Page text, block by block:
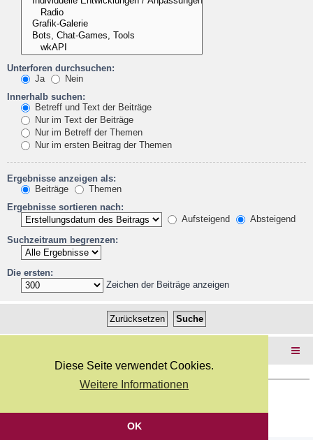
Diese Seite verwendet Cookies.
Weitere Informationen
OK
Unterforen durchsuchen:
Ja
Nein
Innerhalb suchen:
Betreff und Text der Beiträge
Nur im Text der Beiträge
Nur im Betreff der Themen
Nur im ersten Beitrag der Themen
Ergebnisse anzeigen als:
Beiträge
Themen
Ergebnisse sortieren nach:
Aufsteigend
Absteigend
Suchzeitraum begrenzen:
Die ersten:
Zeichen der Beiträge anzeigen
Deutsche Übersetzung durchphpBB.de